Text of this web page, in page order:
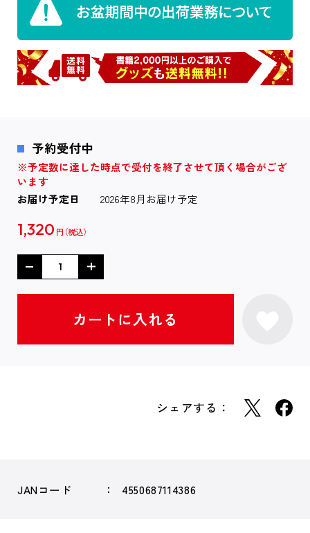
予約受付中
※予定数に達した時点で受付を終了させて頂く場合がござ
います
お届け予定日
2026年8月お届け予定
1,320 円
シェアする：
JANコード 4550687114386